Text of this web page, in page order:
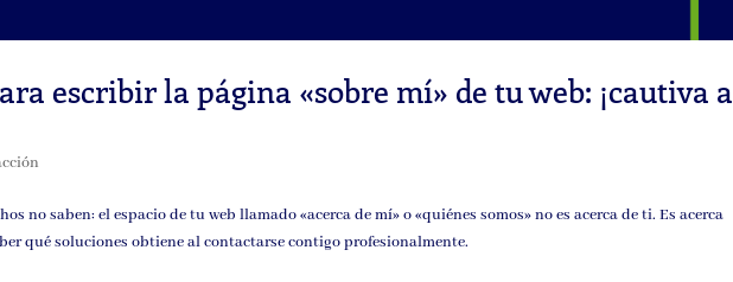
escribir la página «sobre mí» de tu web: ¡cautiva a
no saben: el espacio de tu web llamado «acerca de mí» o «quiénes somos» no es acerca de ti. Es acerca
qué soluciones obtiene al contactarse contigo profesionalmente.